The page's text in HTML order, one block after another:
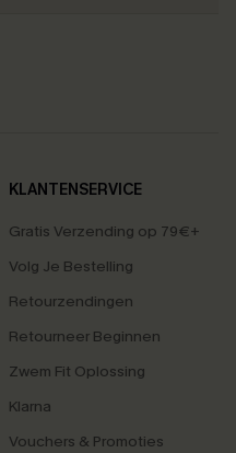
KLANTENSERVICE
Gratis Verzending op 79€+
Volg Je Bestelling
Retourzendingen
Retourneer Beginnen
Zwem Fit Oplossing
Klarna
Vouchers & Promoties